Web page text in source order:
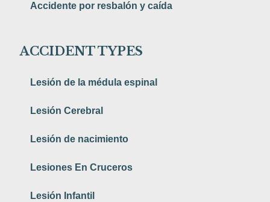
Accidente por resbalón y caída
ACCIDENT TYPES
Lesión de la médula espinal
Lesión Cerebral
Lesión de nacimiento
Lesiones En Cruceros
Lesión Infantil